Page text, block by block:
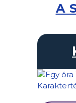
A